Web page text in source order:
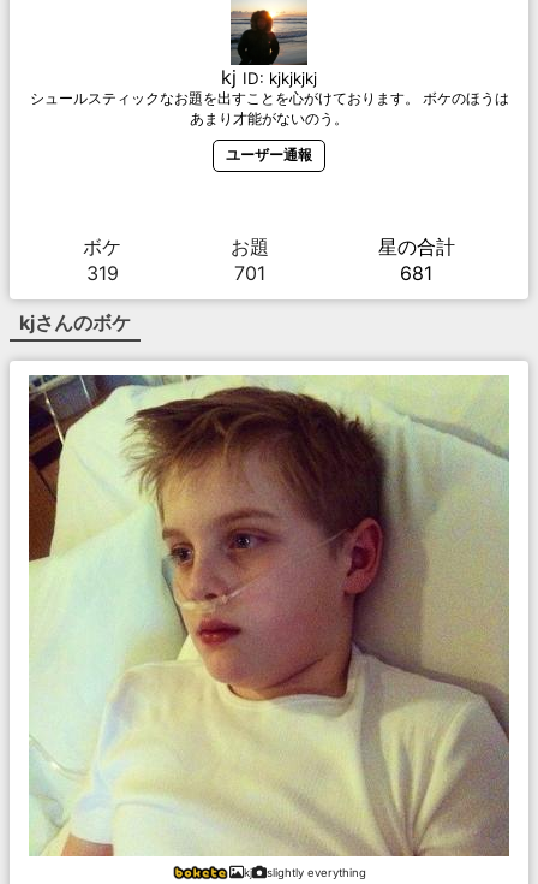
kj ID: kjkjkjkj
シュールスティックなお題を出すことを心がけております。 ボケのほうは
あまり才能がないのう。
ユーザー通報
ボケ
319
お題
701
星の合計
681
kjさんのボケ
kj slightly everything